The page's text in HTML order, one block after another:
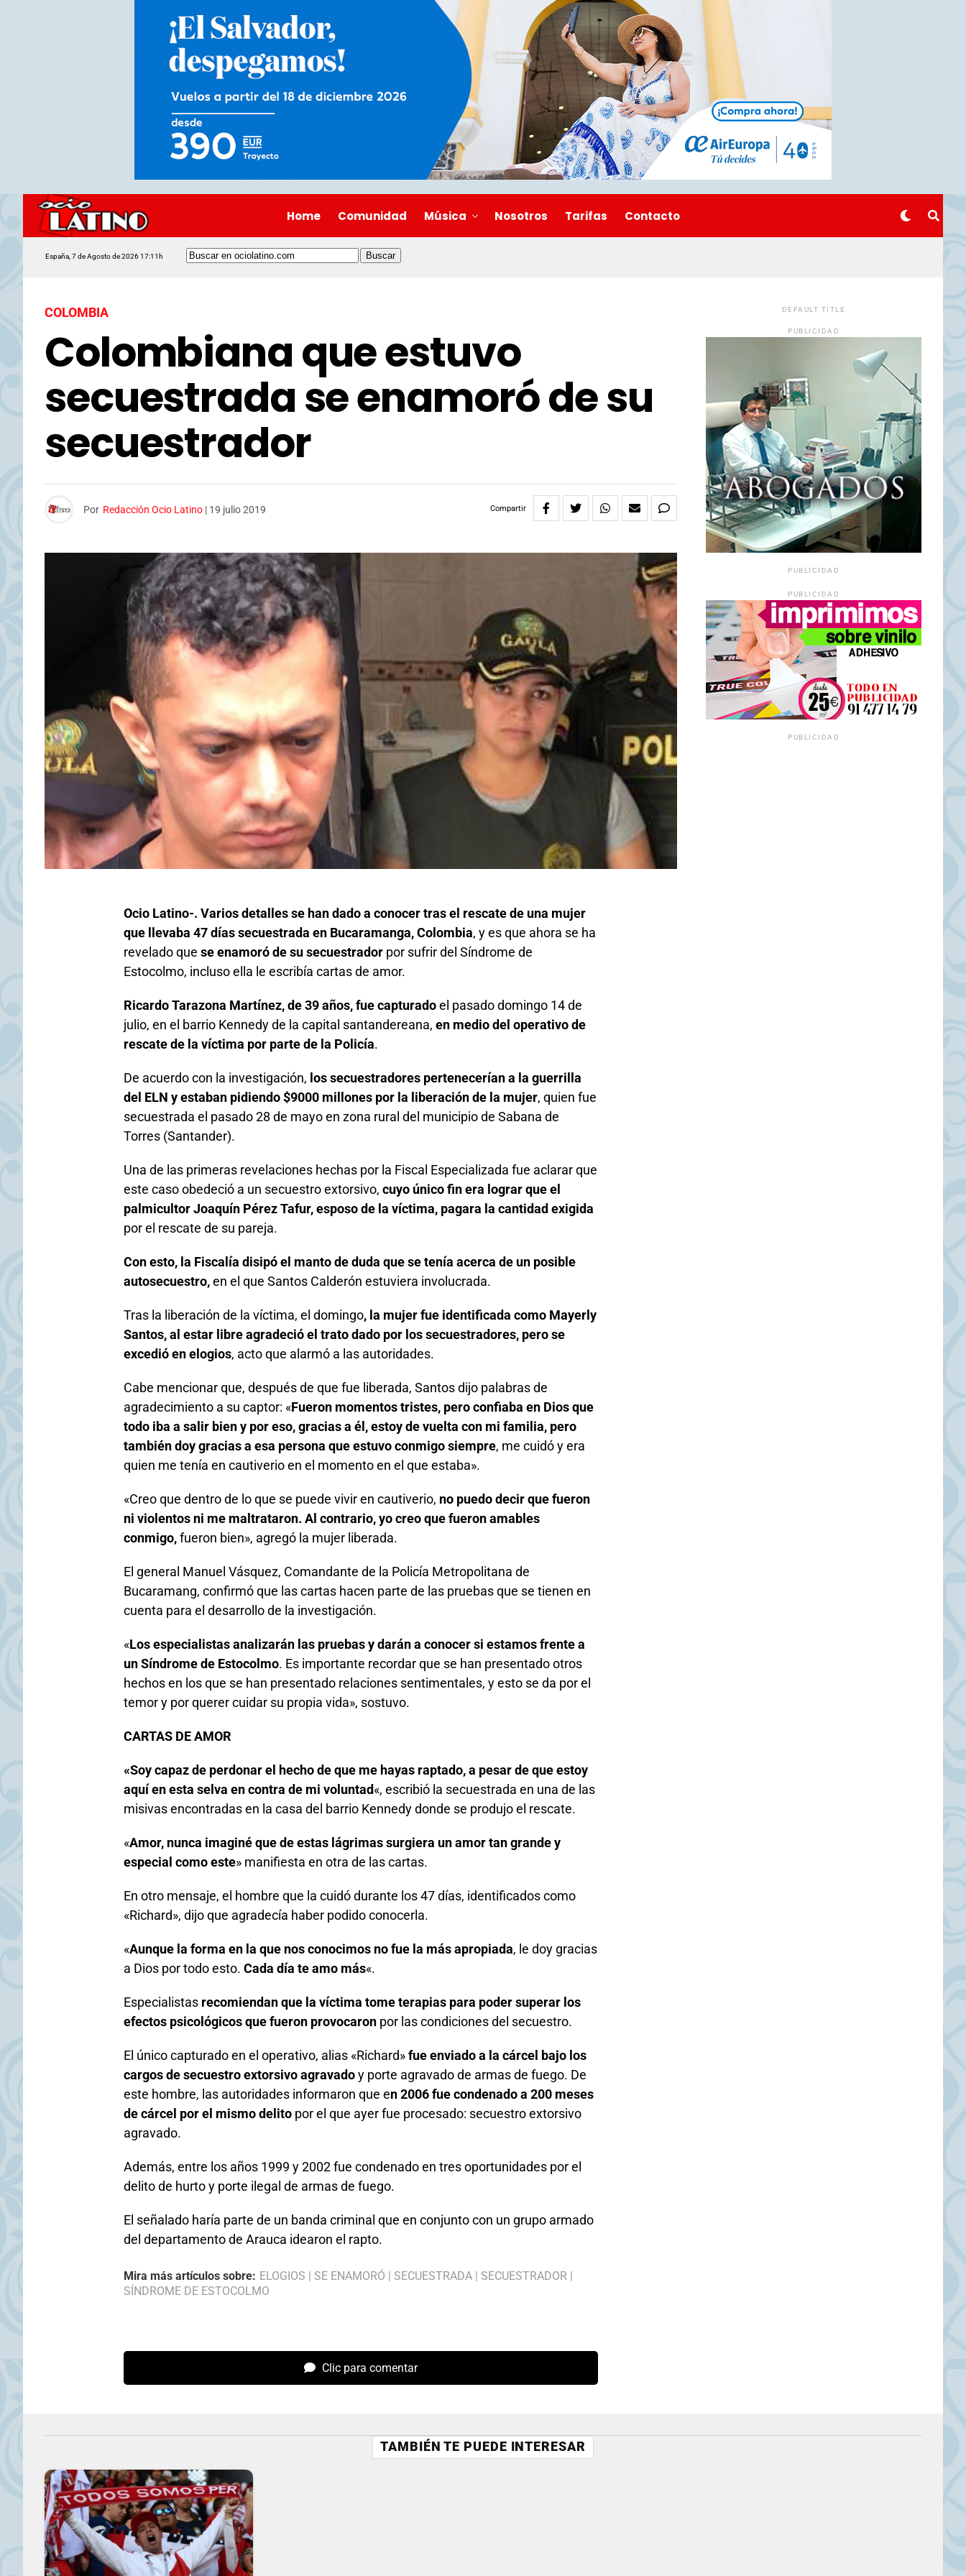
Home Comunidad Música Nosotros Tarifas Contacto
España, 7 de Agosto de 2026 17:11h
COLOMBIA
Colombiana que estuvo
secuestrada se enamoró de su
secuestrador
Por Redacción Ocio Latino | 19 julio 2019 Compartir
Ocio Latino-. Varios detalles se han dado a conocer tras el rescate de una mujer
que llevaba 47 días secuestrada en Bucaramanga, Colombia, y es que ahora se ha
revelado que se enamoró de su secuestrador por sufrir del Síndrome de
Estocolmo, incluso ella le escribía cartas de amor.
Ricardo Tarazona Martínez, de 39 años, fue capturadoel pasado domingo 14 de
julio, en el barrio Kennedy de la capital santandereana, en medio del operativo de
rescate de la víctima por parte de la Policía.
De acuerdo con la investigación, los secuestradores pertenecerían a la guerrilla
del ELN y estaban pidiendo $9000 millones por la liberación de la mujer, quien fue
secuestrada el pasado 28 de mayo en zona rural del municipio de Sabana de
Torres (Santander).
Una de las primeras revelaciones hechas por la Fiscal Especializada fue aclarar que
este caso obedeció a un secuestro extorsivo, cuyo único fin era lograr que el
palmicultor Joaquín Pérez Tafur, esposo de la víctima, pagara la cantidad exigida
por el rescate de su pareja.
Con esto, la Fiscalía disipó el manto de duda que se tenía acerca de un posible
autosecuestro,en el que Santos Calderón estuviera involucrada.
Tras la liberación de la víctima, el domingo, la mujer fue identificada como Mayerly
Santos, al estar libre agradeció el trato dado por los secuestradores, pero se
excedió en elogios, acto que alarmó a las autoridades.
Cabe mencionar que, después de que fue liberada, Santos dijo palabras de
agradecimiento a su captor: «Fueron momentos tristes, pero confiaba en Dios que
todo iba a salir bien y por eso, gracias a él, estoy de vuelta con mi familia, pero
también doy gracias a esa persona que estuvo conmigo siempre, me cuidó y era
quien me tenía en cautiverio en el momento en el que estaba».
«Creo que dentro de lo que se puede vivir en cautiverio, no puedo decir que fueron
ni violentos ni me maltrataron. Al contrario, yo creo que fueron amables
conmigo,fueron bien», agregó la mujer liberada.
El general Manuel Vásquez, Comandante de la Policía Metropolitana de
Bucaramang, confirmó que las cartas hacen parte de las pruebas que se tienen en
cuenta para el desarrollo de la investigación.
«Los especialistas analizarán las pruebas y darán a conocer si estamos frente a
un Síndrome de Estocolmo. Es importante recordar que se han presentado otros
hechos en los que se han presentado relaciones sentimentales, y esto se da por el
temor y por querer cuidar su propia vida», sostuvo.
CARTAS DE AMOR
«Soy capaz de perdonar el hecho de que me hayas raptado, a pesar de que estoy
aquí en esta selva en contra de mi voluntad«, escribió la secuestrada en una de las
misivas encontradas en la casa del barrio Kennedy donde se produjo el rescate.
«Amor, nunca imaginé que de estas lágrimas surgiera un amor tan grande y
especial como este» manifiesta en otra de las cartas.
En otro mensaje, el hombre que la cuidó durante los 47 días, identificados como
«Richard», dijo que agradecía haber podido conocerla.
«Aunque la forma en la que nos conocimos no fue la más apropiada, le doy gracias
a Dios por todo esto. Cada día te amo más«.
Especialistas recomiendan que la víctima tome terapias para poder superar los
efectos psicológicos que fueron provocaron por las condiciones del secuestro.
El único capturado en el operativo, alias «Richard»fue enviado a la cárcel bajo los
cargos de secuestro extorsivo agravadoy porte agravado de armas de fuego. De
este hombre, las autoridades informaron que en 2006 fue condenado a 200 meses
de cárcel por el mismo delito por el que ayer fue procesado: secuestro extorsivo
agravado.
Además, entre los años 1999 y 2002 fue condenado en tres oportunidades por el
delito de hurto y porte ilegal de armas de fuego.
El señalado haría parte de un banda criminal que en conjunto con un grupo armado
del departamento de Arauca idearon el rapto.
Mira más artículos sobre: ELOGIOS | SE ENAMORÓ | SECUESTRADA | SECUESTRADOR |
SÍNDROME DE ESTOCOLMO
Clic para comentar
DEFAULT TITLE
PUBLICIDAD
PUBLICIDAD
PUBLICIDAD
PUBLICIDAD
TAMBIÉN TE PUEDE INTERESAR